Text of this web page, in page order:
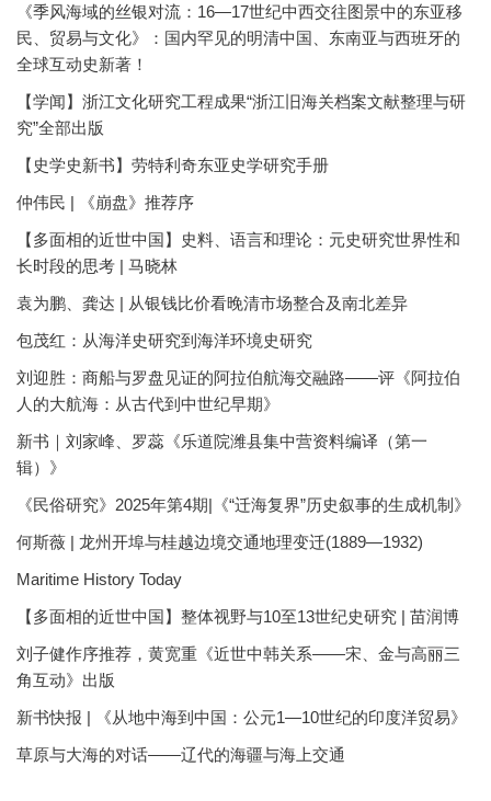
《季风海域的丝银对流：16—17世纪中西交往图景中的东亚移
民、贸易与文化》：国内罕见的明清中国、东南亚与西班牙的
全球互动史新著！
【学闻】浙江文化研究工程成果“浙江旧海关档案文献整理与研
究”全部出版
【史学史新书】劳特利奇东亚史学研究手册
仲伟民 | 《崩盘》推荐序
【多面相的近世中国】史料、语言和理论：元史研究世界性和
长时段的思考 | 马晓林
袁为鹏、龚达 | 从银钱比价看晚清市场整合及南北差异
包茂红：从海洋史研究到海洋环境史研究
刘迎胜：商船与罗盘见证的阿拉伯航海交融路——评《阿拉伯
人的大航海：从古代到中世纪早期》
新书｜刘家峰、罗蕊《乐道院潍县集中营资料编译（第一
辑）》
《民俗研究》2025年第4期|《“迁海复界”历史叙事的生成机制》
何斯薇 | 龙州开埠与桂越边境交通地理变迁(1889—1932)
Maritime History Today
【多面相的近世中国】整体视野与10至13世纪史研究 | 苗润博
刘子健作序推荐，黄宽重《近世中韩关系——宋、金与高丽三
角互动》出版
新书快报 | 《从地中海到中国：公元1—10世纪的印度洋贸易》
草原与大海的对话——辽代的海疆与海上交通